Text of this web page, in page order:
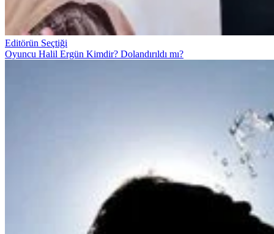
Editörün Seçtiği
Oyuncu Halil Ergün Kimdir? Dolandırıldı mı?